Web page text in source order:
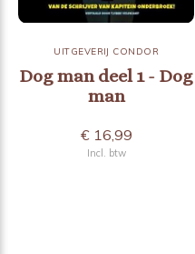
UITGEVERIJ CONDOR
Dog man deel 1 - Dog
man
€ 16,99
Incl. btw